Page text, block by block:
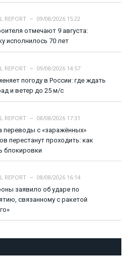
REPORT
09/08/2026 15:22
отмечают 9 августа:
исполнилось 70 лет
REPORT
09/08/2026 14:57
погоду в России: где ждать
и ветер до 25 м/с
REPORT
08/08/2026 17:31
переводы с «заражённых»
перестанут проходить: как
блокировки
REPORT
08/08/2026 16:14
заявило об ударе по
связанному с ракетой